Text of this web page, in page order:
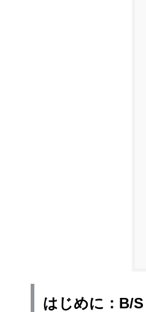
はじめに：B/